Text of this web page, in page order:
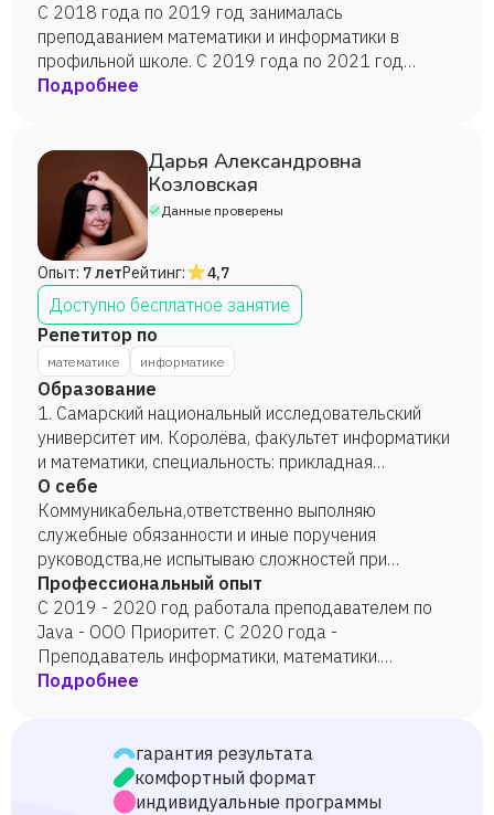
С 2018 года по 2019 год занималась
преподаванием математики и информатики в
профильной школе. С 2019 года по 2021 год
занималась преподаванием робототехники в
информатики.
Подробнее
Дарья Александровна
Козловская
Данные проверены
Опыт: 7 летРейтинг: 4,7
Доступно бесплатное занятие
Репетитор по
математике информатике
Образование
1. Самарский национальный исследовательский
университет им. Королёва, факультет информатики
и математики, специальность: прикладная
математика и информатика, 2020 год. 2. Самарский
национальный исследовательский университет им.
Королёва, факультет педагогики, специальность:
педагог по информатике и математике, 2023 год.
О себе
Коммуникабельна,ответственно выполняю
служебные обязанности и иные поручения
руководства,не испытываю сложностей при
налаживании контакта с учениками.
Профессиональный опыт
С 2019 - 2020 год работала преподавателем по
Java - ООО Приоритет. С 2020 года -
Преподаватель информатики, математики.
Компьютерная академия Тор.
Подробнее
гарантия результата
комфортный формат
индивидуальные программы